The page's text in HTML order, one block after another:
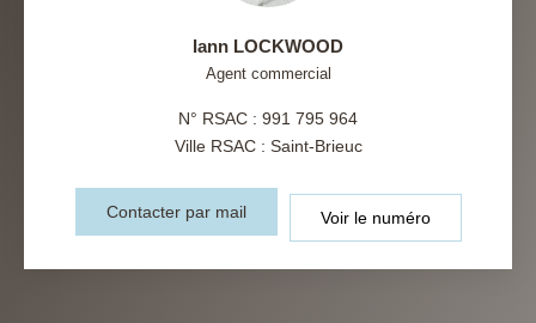
Iann LOCKWOOD
Agent commercial
N° RSAC : 991 795 964
Ville RSAC : Saint-Brieuc
Contacter par mail Voir le numéro